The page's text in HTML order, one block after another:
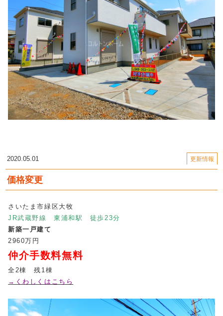
2020.05.01 更新情報
価格変更
さいたま市緑区大牧
JR武蔵野線 東浦和駅 徒歩23分
新築一戸建て
2960万円
仲介手数料無料
全2棟 残1棟
→くわしくはこちら